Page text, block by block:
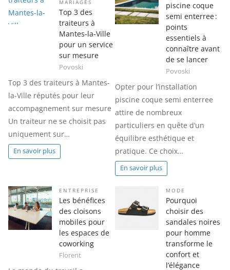
MARIAGES
Top 3 des
traiteurs à
Mantes-la-Ville
pour un service
sur mesure
Povoski
Top 3 des traiteurs à Mantes-
la-Ville réputés pour leur
accompagnement sur mesure
Un traiteur ne se choisit pas
uniquement sur…
En savoir plus
piscine coque
semi enterree :
points
essentiels à
connaître avant
de se lancer
Povoski
Opter pour l’installation
piscine coque semi enterree
attire de nombreux
particuliers en quête d’un
équilibre esthétique et
pratique. Ce choix…
En savoir plus
ENTREPRISE
Les bénéfices
des cloisons
mobiles pour
les espaces de
coworking
Florent
MODE
Pourquoi
choisir des
sandales noires
pour homme
transforme le
confort et
l’élégance